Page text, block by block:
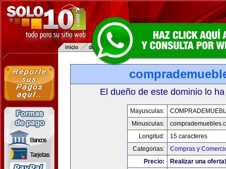
El dueño de este dominio lo
Mayusculas:
Minusculas:
Longitud:
15 caracteres
Categorias:
Compras y
Precio:
Realizar una oferta!